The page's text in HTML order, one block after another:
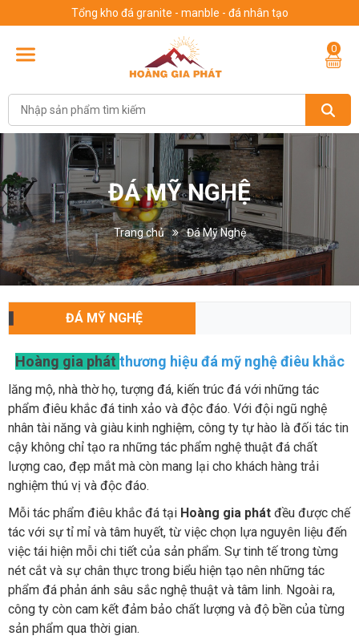
Tổng kho đá granite - manble - đá nhân tạo
0
ĐÁ MỸ NGHỆ
Trang chủ Đá Mỹ Nghệ
ĐÁ MỸ NGHỆ
Hoàng gia phát thương hiệu đá mỹ nghệ điêu khắc
lăng mộ, nhà thờ họ, tượng đá, kiến trúc đá với những tác
phẩm điêu khắc đá tinh xảo và độc đáo. Với đội ngũ nghệ
nhân tài năng và giàu kinh nghiệm, công ty tự hào là đối tác tin
cậy không chỉ tạo ra những tác phẩm nghệ thuật đá chất
lượng cao, đẹp mắt mà còn mang lại cho khách hàng trải
nghiệm thú vị và độc đáo.
Mỗi tác phẩm điêu khắc đá tại Hoàng gia phát đều được chế
tác với sự tỉ mỉ và tâm huyết, từ việc chọn lựa nguyên liệu đến
việc tái hiện mỗi chi tiết của sản phẩm. Sự tinh tế trong từng
nét cắt và sự chân thực trong biểu hiện tạo nên những tác
phẩm đá phản ánh sâu sắc nghệ thuật và tâm linh. Ngoài ra,
công ty còn cam kết đảm bảo chất lượng và độ bền của từng
sản phẩm qua thời gian.